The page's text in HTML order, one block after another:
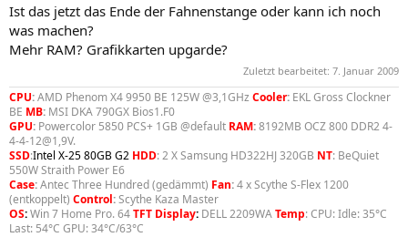
Ist das jetzt das Ende der Fahnenstange oder kann ich noch
was machen?
Mehr RAM? Grafikkarten upgarde?
Zuletzt bearbeitet: 7. Januar 2009
CPU:AMD Phenom X4 9950 BE 125W @3,1GHz Cooler: EKL Gross Clockner
BE MB: MSI DKA 790GX Bios1.F0
GPU: Powercolor 5850 PCS+ 1GB @default RAM:8192MB OCZ 800 DDR2 4-
4-4-12@1,9V.
SSD:Intel X-25 80GB G2 HDD: 2 X Samsung HD322HJ 320GB NT: BeQuiet
550W Straith Power E6
Case:Antec Three Hundred (gedämmt) Fan:4 x Scythe S-Flex 1200
(entkoppelt) Control:Scythe Kaza Master
OS:Win 7 Home Pro. 64TFT Display: DELL 2209WATemp: CPU: Idle: 35°C
Last: 54°C GPU: 34°C/63°C